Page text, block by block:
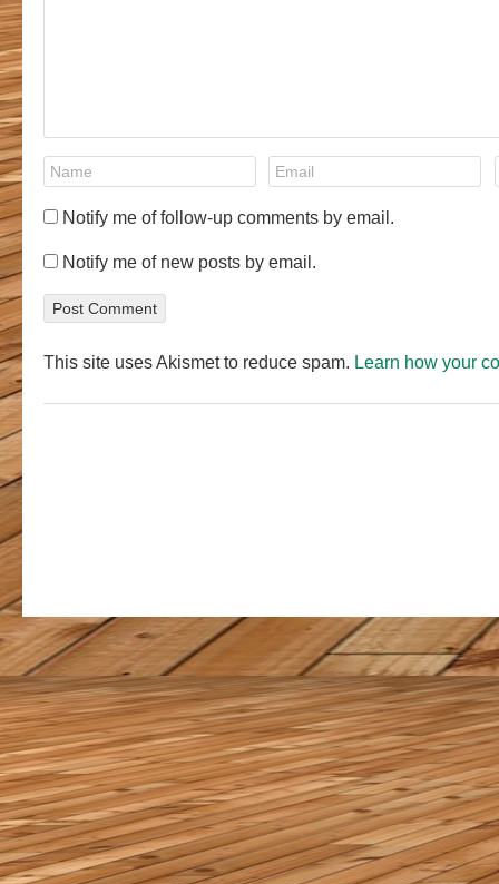
Notify me of follow-up comments by email.
Notify me of new posts by email.
This site uses Akismet to reduce spam. Learn how your